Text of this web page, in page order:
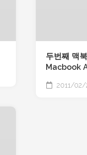
두번째 맥
Macbook
2011/02/